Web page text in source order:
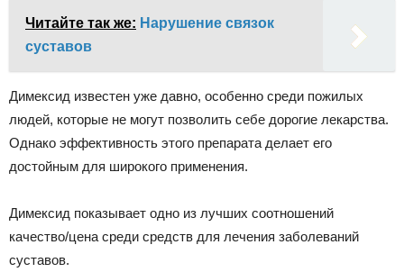
Читайте так же: Нарушение связок
суставов
Димексид известен уже давно, особенно среди пожилых
людей, которые не могут позволить себе дорогие лекарства.
Однако эффективность этого препарата делает его
достойным для широкого применения.
Димексид показывает одно из лучших соотношений
качество/цена среди средств для лечения заболеваний
суставов.